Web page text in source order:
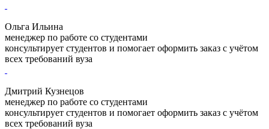
Ольга Ильина
менеджер по работе со студентами
консультирует студентов и помогает оформить заказ с учётом
всех требований вуза
Дмитрий Кузнецов
менеджер по работе со студентами
консультирует студентов и помогает оформить заказ с учётом
всех требований вуза